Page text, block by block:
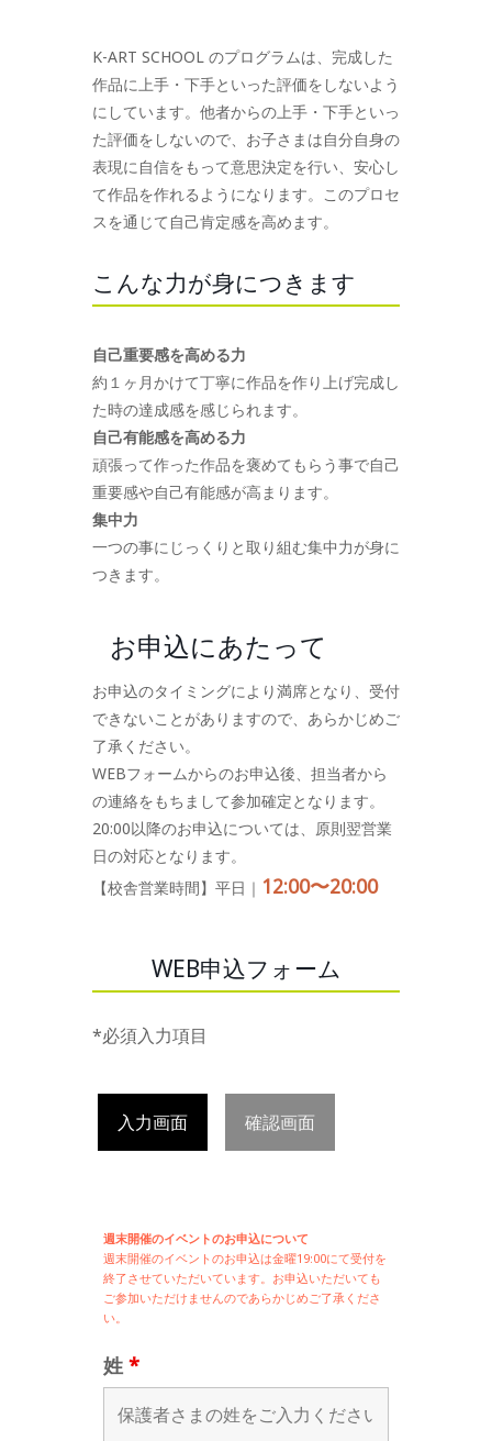
K-ART SCHOOL のプログラムは、完成した
作品に上手・下手といった評価をしないよう
にしています。他者からの上手・下手といっ
た評価をしないので、お子さまは自分自身の
表現に自信をもって意思決定を行い、安心し
て作品を作れるようになります。このプロセ
スを通じて自己肯定感を高めます。
こんな力が身につきます
自己重要感を高める力
約１ヶ月かけて丁寧に作品を作り上げ完成し
た時の達成感を感じられます。
自己有能感を高める力
頑張って作った作品を褒めてもらう事で自己
重要感や自己有能感が高まります。
集中力
一つの事にじっくりと取り組む集中力が身に
つきます。
お申込にあたって
お申込のタイミングにより満席となり、受付
できないことがありますので、あらかじめご
了承ください。
WEBフォームからのお申込後、担当者から
の連絡をもちまして参加確定となります。
20:00以降のお申込については、原則翌営業
日の対応となります。
【校舎営業時間】平日｜ 12:00〜20:00
WEB申込フォーム
*必須入力項目
入力画面 確認画面
週末開催のイベントのお申込について
週末開催のイベントのお申込は金曜19:00にて受付を
終了させていただいています。お申込いただいても
ご参加いただけませんのであらかじめご了承くださ
い。
姓 *